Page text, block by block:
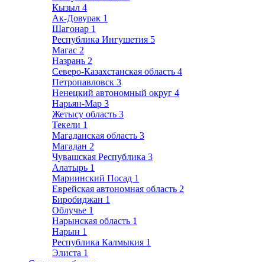
Кызыл 4
Ак-Довурак 1
Шагонар 1
Республика Ингушетия 5
Магас 2
Назрань 2
Северо-Казахстанская область 4
Петропавловск 3
Ненецкий автономный округ 4
Нарьян-Мар 3
Жетысу область 3
Текели 1
Магаданская область 3
Магадан 2
Чувашская Республика 3
Алатырь 1
Мариинский Посад 1
Еврейская автономная область 2
Биробиджан 1
Облучье 1
Нарынская область 1
Нарын 1
Республика Калмыкия 1
Элиста 1